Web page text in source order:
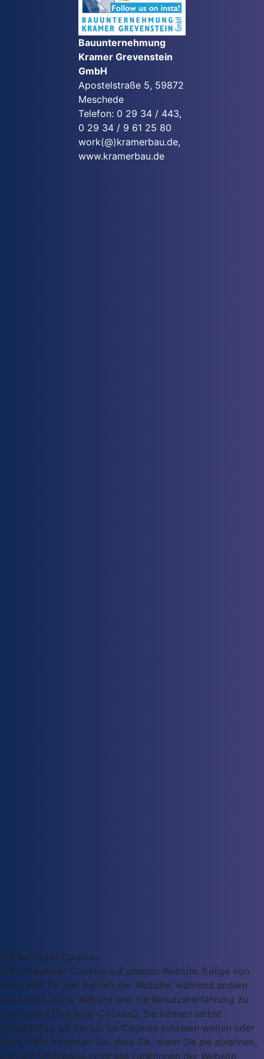
Bauunternehmung
Kramer Grevenstein
GmbH
Apostelstraße 5, 59872
Meschede
Telefon: 0 29 34 / 443,
0 29 34 / 9 61 25 80
work(@)kramerbau.de,
www.kramerbau.de
Wir benutzen Cookies!
Wir verwenden Cookies auf unserer Website. Einige von
ihnen sind für den Betrieb der Website, während andere
uns helfen, diese Website und die Benutzererfahrung zu
verbessern (Tracking-Cookies). Sie können selbst
entscheiden, ob Sie ob Sie Cookies zulassen wollen oder
nicht. Bitte beachten Sie, dass Sie, wenn Sie sie ablehnen,